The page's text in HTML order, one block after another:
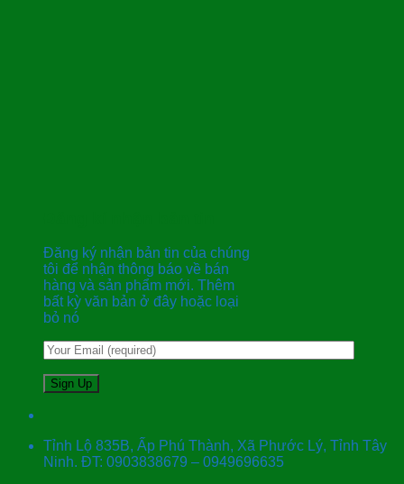
Đăng ký nhận bản tin của chúng
tôi để nhận thông báo về bán
hàng và sản phẩm mới. Thêm
bất kỳ văn bản ở đây hoặc loại
bỏ nó
Tỉnh Lộ 835B, Ấp Phú Thành, Xã Phước Lý, Tỉnh Tây
Ninh. ĐT: 0903838679 – 0949696635